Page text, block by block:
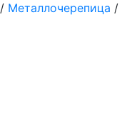
/ Металлочерепица /